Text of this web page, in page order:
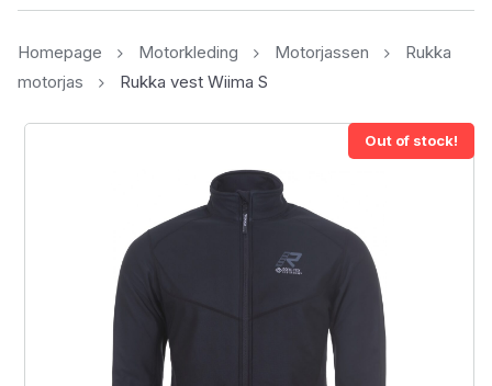
Homepage Motorkleding Motorjassen
Rukka
motorjas
Rukka vest Wiima S
Out of stock!